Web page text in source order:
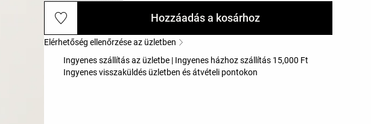
Hozzáadás a kosárhoz
Elérhetőség ellenőrzése az üzletben
Ingyenes szállítás az üzletbe | Ingyenes házhoz szállítás 15,000 Ft
Ingyenes visszaküldés üzletben és átvételi pontokon